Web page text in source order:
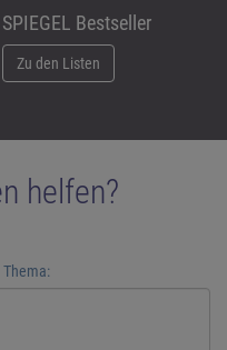
SPIEGEL Bestseller
Zu den Listen
helfen?